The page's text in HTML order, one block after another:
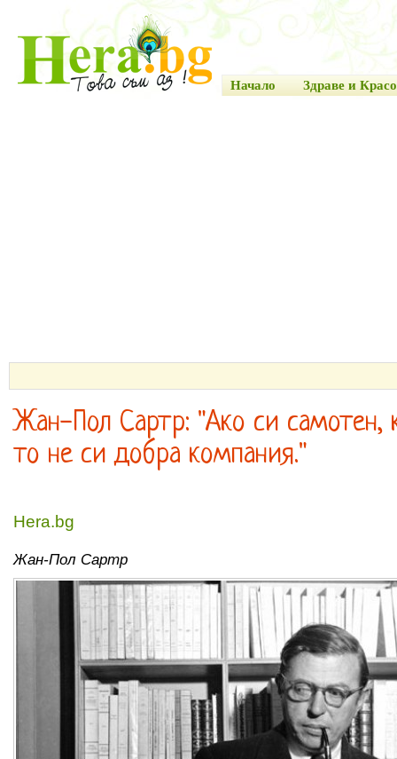
Начало Здраве и
Жан-Пол Сартр: "Ако си самотен,
то не си добра компания."
Hera.bg
Жан-Пол Сартр